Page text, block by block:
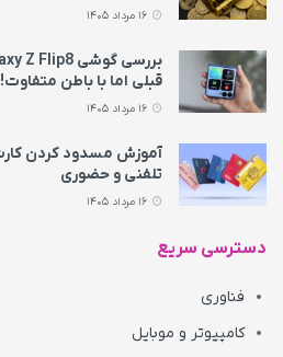
قبلی اما با باطن متفاوت!
آموزش مسدود کردن
تلفنی و حضوری
دسترسی سریع
فناوری
کامپیوتر و موبایل